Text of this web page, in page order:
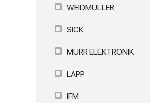
WEIDMULLER
SICK
MURR ELEKTRONIK
LAPP
IFM